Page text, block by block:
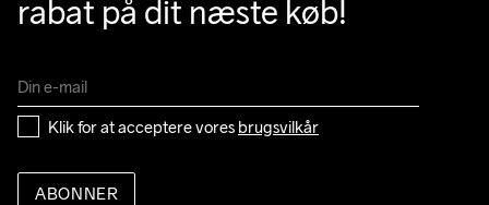
rabat på dit næste køb!
Klik for at acceptere vores brugsvilkår
ABONNER